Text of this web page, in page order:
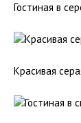
Гостиная в
Красивая